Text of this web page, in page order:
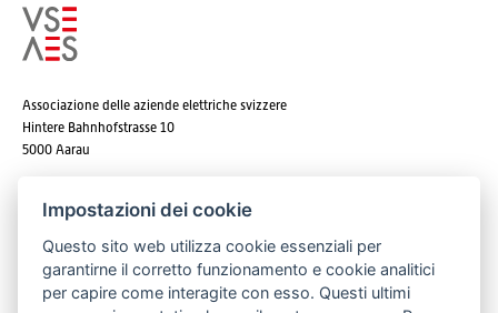
Associazione delle aziende elettriche svizzere
Hintere Bahnhofstrasse 10
5000 Aarau
E-mail:info@strom.ch
Impostazioni dei cookie
Questo sito web utilizza cookie essenziali per
garantirne il corretto funzionamento e cookie analitici
per capire come interagite con esso. Questi ultimi